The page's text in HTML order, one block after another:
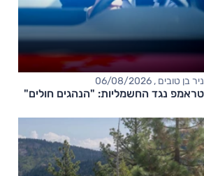
ניר בן טובים , 06/08/2026
טראמפ נגד החשמליות: "הנהגים חולים"